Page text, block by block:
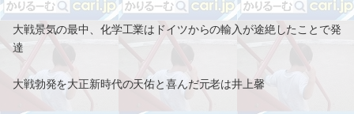
大戦景気の最中、化学工業はドイツからの輸入が途絶したことで発
達
大戦勃発を大正新時代の天佑と喜んだ元老は井上馨